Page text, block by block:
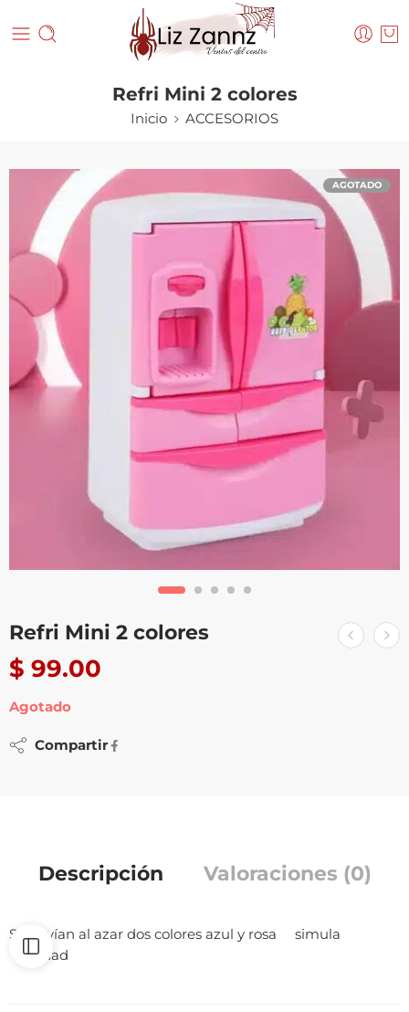
Refri Mini 2 colores
Inicio ACCESORIOS
AGOTADO
Refri Mini 2 colores
$ 99.00
Agotado
Compartir
Descripción Valoraciones (0)
Se envían al azar dos colores azul y rosa simula
realidad